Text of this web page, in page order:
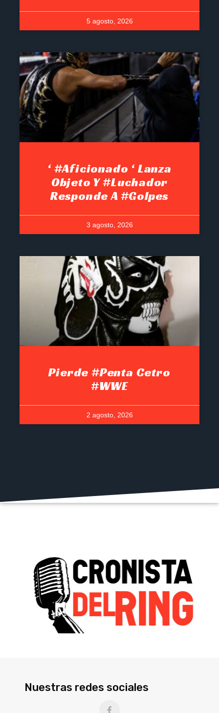
5 agosto, 2026
‘ #Aficionado ‘ Lanza
Objeto Y #luchador
Responde A #golpes
3 agosto, 2026
Pierde #Penta Cetro
#WWE
2 agosto, 2026
Nuestras redes sociales